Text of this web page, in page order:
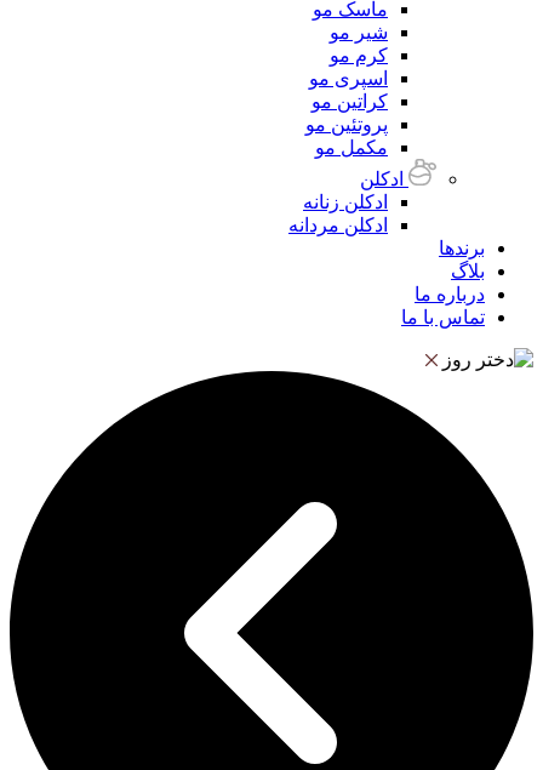
ماسک مو
شیر مو
کرم مو
اسپری مو
کراتین مو
پروتئین مو
مکمل مو
ادکلن
ادکلن زنانه
ادکلن مردانه
برندها
بلاگ
درباره ما
تماس با ما